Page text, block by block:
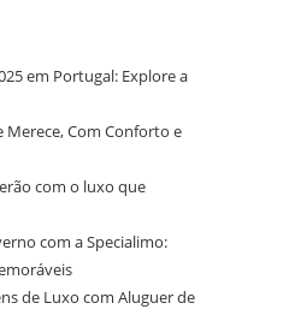
em Portugal: Explore a
Merece, Com Conforto e
com o luxo que
com a Specialimo:
de Luxo com Aluguer de